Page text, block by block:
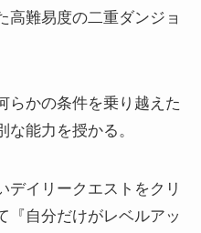
高難易度の二重ダンジョ
らかの条件を乗り越えた
能力を授かる。
デイリークエストをクリ
『自分だけがレベルアッ